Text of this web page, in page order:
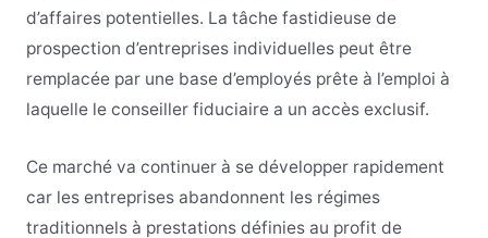
d’affaires potentielles. La tâche fastidieuse de
prospection d’entreprises individuelles peut être
remplacée par une base d’employés prête à l’emploi à
laquelle le conseiller fiduciaire a un accès exclusif.
Ce marché va continuer à se développer rapidement
car les entreprises abandonnent les régimes
traditionnels à prestations définies au profit de